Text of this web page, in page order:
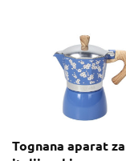
Tognana aparat za